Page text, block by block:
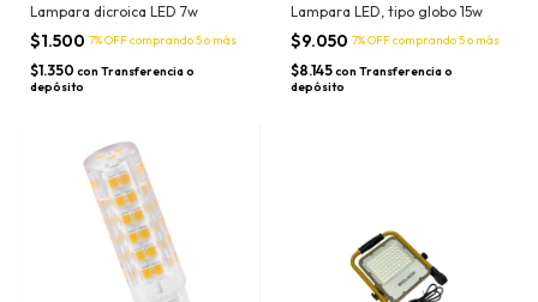
Lampara dicroica LED 7w
$1.500 7% OFFcomprando 5 o más
$1.350 con Transferencia o
depósito
Lampara LED, tipo globo 15w
$9.050 7% OFFcomprando 5 o más
$8.145con Transferencia o
depósito